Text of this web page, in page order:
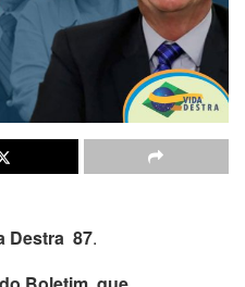
Destra 87.